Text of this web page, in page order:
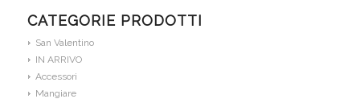
CATEGORIE PRODOTTI
San Valentino
IN ARRIVO
Accessori
Mangiare